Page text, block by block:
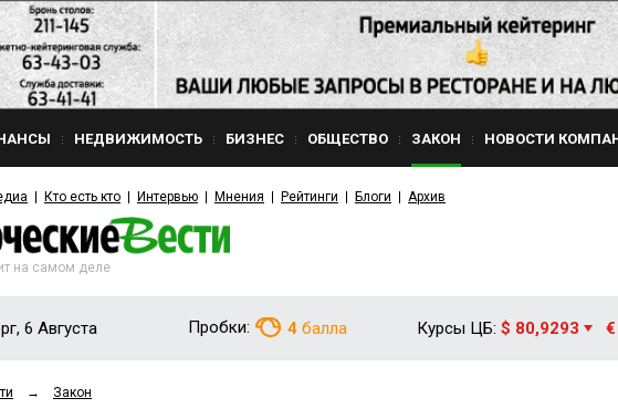
НЕДВИЖИМОСТЬ БИЗНЕС ОБЩЕСТВО ЗАКОН НОВОСТИ
Кто есть кто Интервью Мнения Рейтинги Блоги Архив
на самом деле
6 Августа Пробки: 4 балла Курсы ЦБ: $ 80,9293
→ Закон